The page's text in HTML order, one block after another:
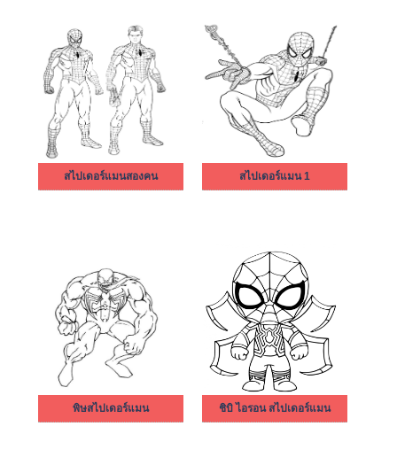
สไปเดอร์แมนสองคน สไปเดอร์แมน 1
พิษสไปเดอร์แมน ชิบิ ไอรอน สไปเดอร์แมน